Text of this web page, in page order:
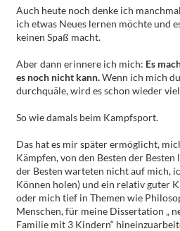
Auch heute noch denke ich
ich etwas Neues lernen möchte und
keinen Spaß macht.
Aber dann erinnere ich mich: Es
es noch nicht kann.Wenn ich mich
durchquäle, wird es schon wieder viel
So wie damals beim Kampfsport.
Das hat es mir später ermöglicht,
Kämpfen, von den Besten der
der Besten warteten nicht auf mich,
Können holen) und ein relativ guter
oder mich tief in Themen wie
Menschen, für meine Dissertation „
Familie mit 3 Kindern“